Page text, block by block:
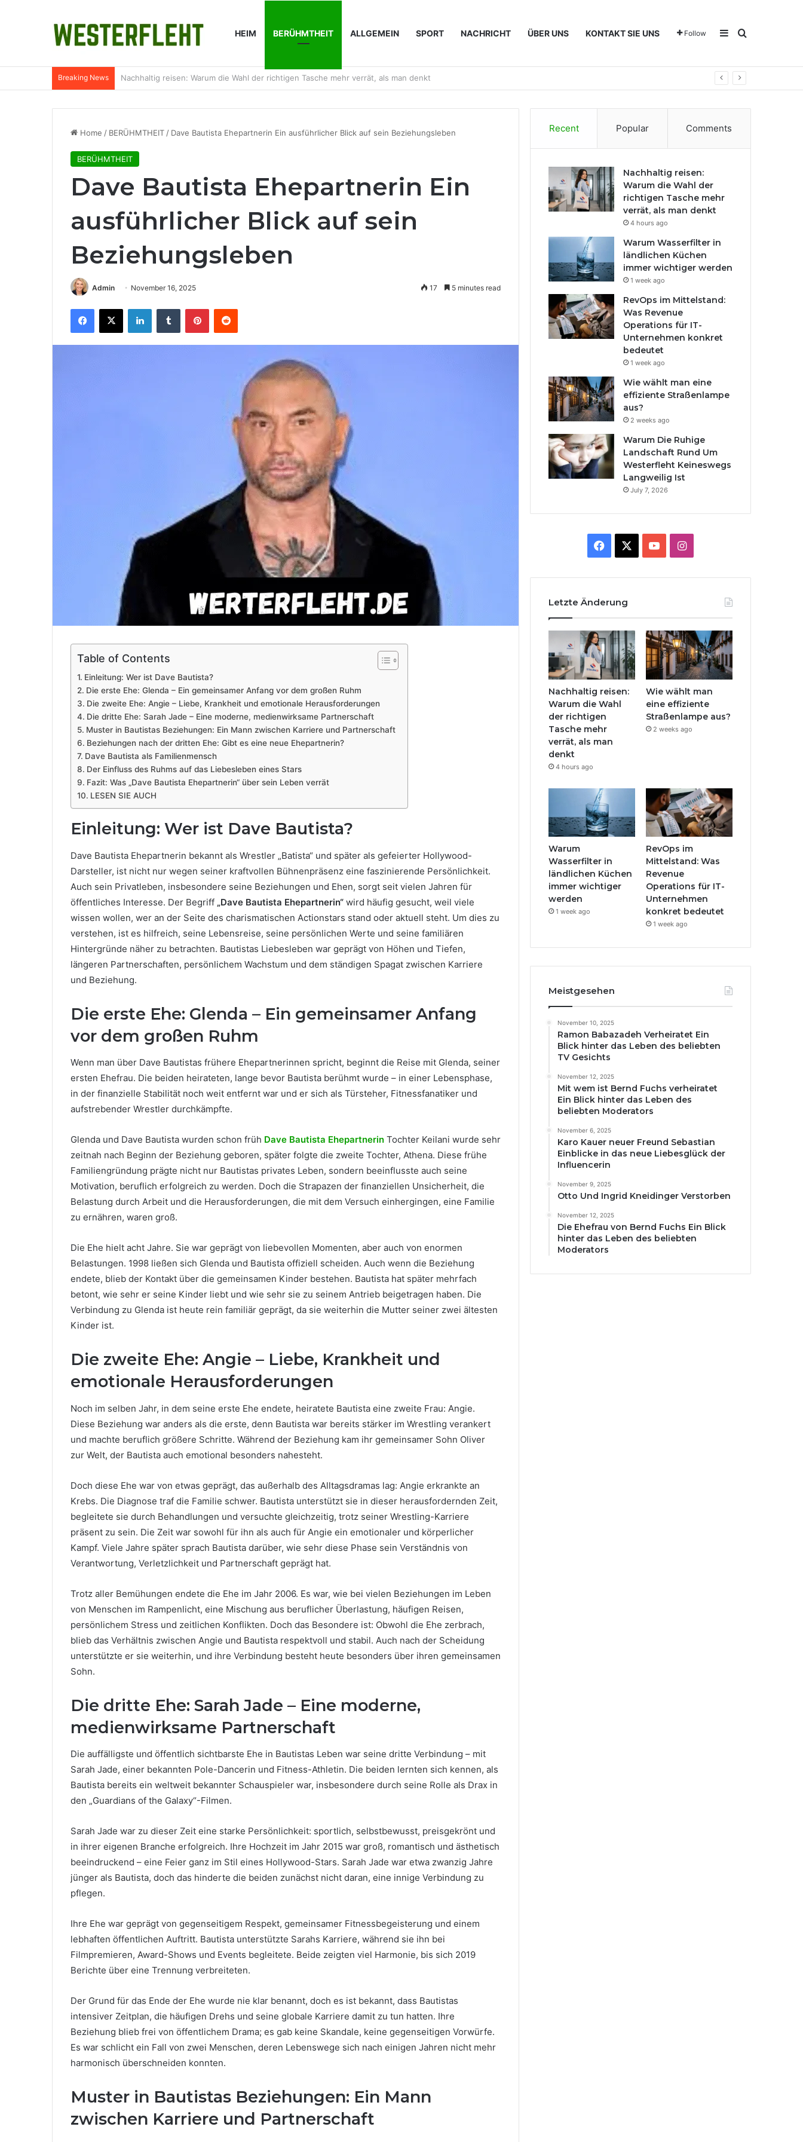
HEIM BERÜHMTHEIT ALLGEMEIN SPORT NACHRICHT ÜBER UNS KONTAKT SIE UNS Follow SidebarSearch for
Breaking News Warum Wasserfilter in ländlichen Küchen immer wichtiger werden
Home / BERÜHMTHEIT / Dave Bautista Ehepartnerin Ein ausführlicher Blick auf sein Beziehungsleben
BERÜHMTHEIT
Dave Bautista Ehepartnerin Ein
ausführlicher Blick auf sein
Beziehungsleben
Admin November 16, 2025 17 5 minutes read
Facebook
X LinkedInTumblr PinterestReddit
Table of Contents
Einleitung: Wer ist Dave Bautista?
Die erste Ehe: Glenda – Ein gemeinsamer Anfang vor dem großen Ruhm
Die zweite Ehe: Angie – Liebe, Krankheit und emotionale Herausforderungen
Die dritte Ehe: Sarah Jade – Eine moderne, medienwirksame Partnerschaft
Muster in Bautistas Beziehungen: Ein Mann zwischen Karriere und Partnerschaft
Beziehungen nach der dritten Ehe: Gibt es eine neue Ehepartnerin?
Dave Bautista als Familienmensch
Der Einfluss des Ruhms auf das Liebesleben eines Stars
Fazit: Was „Dave Bautista Ehepartnerin“ über sein Leben verrät
LESEN SIE AUCH
Einleitung: Wer ist Dave Bautista?
Dave Bautista Ehepartnerin bekannt als Wrestler „Batista“ und später als gefeierter Hollywood-
Darsteller, ist nicht nur wegen seiner kraftvollen Bühnenpräsenz eine faszinierende Persönlichkeit.
Auch sein Privatleben, insbesondere seine Beziehungen und Ehen, sorgt seit vielen Jahren für
öffentliches Interesse. Der Begriff „Dave Bautista Ehepartnerin“ wird häufig gesucht, weil viele
wissen wollen, wer an der Seite des charismatischen Actionstars stand oder aktuell steht. Um dies zu
verstehen, ist es hilfreich, seine Lebensreise, seine persönlichen Werte und seine familiären
Hintergründe näher zu betrachten. Bautistas Liebesleben war geprägt von Höhen und Tiefen,
längeren Partnerschaften, persönlichem Wachstum und dem ständigen Spagat zwischen Karriere
und Beziehung.
Die erste Ehe: Glenda – Ein gemeinsamer Anfang
vor dem großen Ruhm
Wenn man über Dave Bautistas frühere Ehepartnerinnen spricht, beginnt die Reise mit Glenda, seiner
ersten Ehefrau. Die beiden heirateten, lange bevor Bautista berühmt wurde – in einer Lebensphase,
in der finanzielle Stabilität noch weit entfernt war und er sich als Türsteher, Fitnessfanatiker und
aufstrebender Wrestler durchkämpfte.
Glenda und Dave Bautista wurden schon früh Dave Bautista Ehepartnerin Tochter Keilani wurde sehr
zeitnah nach Beginn der Beziehung geboren, später folgte die zweite Tochter, Athena. Diese frühe
Familiengründung prägte nicht nur Bautistas privates Leben, sondern beeinflusste auch seine
Motivation, beruflich erfolgreich zu werden. Doch die Strapazen der finanziellen Unsicherheit, die
Belastung durch Arbeit und die Herausforderungen, die mit dem Versuch einhergingen, eine Familie
zu ernähren, waren groß.
Die Ehe hielt acht Jahre. Sie war geprägt von liebevollen Momenten, aber auch von enormen
Belastungen. 1998 ließen sich Glenda und Bautista offiziell scheiden. Auch wenn die Beziehung
endete, blieb der Kontakt über die gemeinsamen Kinder bestehen. Bautista hat später mehrfach
betont, wie sehr er seine Kinder liebt und wie sehr sie zu seinem Antrieb beigetragen haben. Die
Verbindung zu Glenda ist heute rein familiär geprägt, da sie weiterhin die Mutter seiner zwei ältesten
Kinder ist.
Die zweite Ehe: Angie – Liebe, Krankheit und
emotionale Herausforderungen
Noch im selben Jahr, in dem seine erste Ehe endete, heiratete Bautista eine zweite Frau: Angie.
Diese Beziehung war anders als die erste, denn Bautista war bereits stärker im Wrestling verankert
und machte beruflich größere Schritte. Während der Beziehung kam ihr gemeinsamer Sohn Oliver
zur Welt, der Bautista auch emotional besonders nahesteht.
Doch diese Ehe war von etwas geprägt, das außerhalb des Alltagsdramas lag: Angie erkrankte an
Krebs. Die Diagnose traf die Familie schwer. Bautista unterstützt sie in dieser herausfordernden Zeit,
begleitete sie durch Behandlungen und versuchte gleichzeitig, trotz seiner Wrestling-Karriere
präsent zu sein. Die Zeit war sowohl für ihn als auch für Angie ein emotionaler und körperlicher
Kampf. Viele Jahre später sprach Bautista darüber, wie sehr diese Phase sein Verständnis von
Verantwortung, Verletzlichkeit und Partnerschaft geprägt hat.
Trotz aller Bemühungen endete die Ehe im Jahr 2006. Es war, wie bei vielen Beziehungen im Leben
von Menschen im Rampenlicht, eine Mischung aus beruflicher Überlastung, häufigen Reisen,
persönlichem Stress und zeitlichen Konflikten. Doch das Besondere ist: Obwohl die Ehe zerbrach,
blieb das Verhältnis zwischen Angie und Bautista respektvoll und stabil. Auch nach der Scheidung
unterstützte er sie weiterhin, und ihre Verbindung besteht heute besonders über ihren gemeinsamen
Sohn.
Die dritte Ehe: Sarah Jade – Eine moderne,
medienwirksame Partnerschaft
Die auffälligste und öffentlich sichtbarste Ehe in Bautistas Leben war seine dritte Verbindung – mit
Sarah Jade, einer bekannten Pole-Dancerin und Fitness-Athletin. Die beiden lernten sich kennen, als
Bautista bereits ein weltweit bekannter Schauspieler war, insbesondere durch seine Rolle als Drax in
den „Guardians of the Galaxy“-Filmen.
Sarah Jade war zu dieser Zeit eine starke Persönlichkeit: sportlich, selbstbewusst, preisgekrönt und
in ihrer eigenen Branche erfolgreich. Ihre Hochzeit im Jahr 2015 war groß, romantisch und ästhetisch
beeindruckend – eine Feier ganz im Stil eines Hollywood-Stars. Sarah Jade war etwa zwanzig Jahre
jünger als Bautista, doch das hinderte die beiden zunächst nicht daran, eine innige Verbindung zu
pflegen.
Ihre Ehe war geprägt von gegenseitigem Respekt, gemeinsamer Fitnessbegeisterung und einem
lebhaften öffentlichen Auftritt. Bautista unterstützte Sarahs Karriere, während sie ihn bei
Filmpremieren, Award-Shows und Events begleitete. Beide zeigten viel Harmonie, bis sich 2019
Berichte über eine Trennung verbreiteten.
Der Grund für das Ende der Ehe wurde nie klar benannt, doch es ist bekannt, dass Bautistas
intensiver Zeitplan, die häufigen Drehs und seine globale Karriere damit zu tun hatten. Ihre
Beziehung blieb frei von öffentlichem Drama; es gab keine Skandale, keine gegenseitigen Vorwürfe.
Es war schlicht ein Fall von zwei Menschen, deren Lebenswege sich nach einigen Jahren nicht mehr
harmonisch überschneiden konnten.
Muster in Bautistas Beziehungen: Ein Mann
zwischen Karriere und Partnerschaft
Recent Popular Comments
Nachhaltig reisen:
Warum die Wahl der
richtigen Tasche mehr
verrät, als man denkt
4 hours ago
Warum Wasserfilter in
ländlichen Küchen
immer wichtiger werden
1 week ago
RevOps im Mittelstand:
Was Revenue
Operations für IT-
Unternehmen konkret
bedeutet
1 week ago
Wie wählt man eine
effiziente Straßenlampe
aus?
2 weeks ago
Warum Die Ruhige
Landschaft Rund Um
Westerfleht Keineswegs
Langweilig Ist
July 7, 2026
Facebook YouTubeInstagram
Letzte Änderung
Nachhaltig reisen:
Warum die Wahl
der richtigen
Tasche mehr
verrät, als man
denkt
4 hours ago
Wie wählt man
eine effiziente
Straßenlampe aus?
2 weeks ago
Warum
Wasserfilter in
ländlichen Küchen
immer wichtiger
werden
1 week ago
RevOps im
Mittelstand: Was
Revenue
Operations für IT-
Unternehmen
konkret bedeutet
1 week ago
Meistgesehen
November 10, 2025
Ramon Babazadeh Verheiratet Ein
Blick hinter das Leben des beliebten
TV Gesichts
November 12, 2025
Mit wem ist Bernd Fuchs verheiratet
Ein Blick hinter das Leben des
beliebten Moderators
November 6, 2025
Karo Kauer neuer Freund Sebastian
Einblicke in das neue Liebesglück der
Influencerin
November 9, 2025
Otto Und Ingrid Kneidinger Verstorben
November 12, 2025
Die Ehefrau von Bernd Fuchs Ein Blick
hinter das Leben des beliebten
Moderators